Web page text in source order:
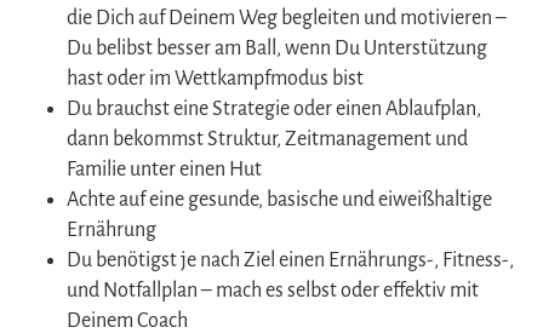
die Dich auf Deinem Weg begleiten und motivieren –
Du belibst besser am Ball, wenn Du Unterstützung
hast oder im Wettkampfmodus bist
Du brauchst eine Strategie oder einen Ablaufplan,
dann bekommst Struktur, Zeitmanagement und
Familie unter einen Hut
Achte auf eine gesunde, basische und eiweißhaltige
Ernährung
Du benötigst je nach Ziel einen Ernährungs-, Fitness-,
und Notfallplan – mach es selbst oder effektiv mit
Deinem Coach